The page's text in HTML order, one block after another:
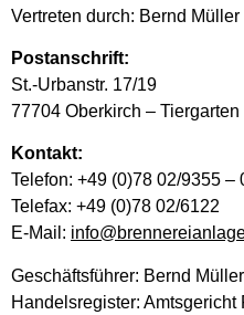
Vertreten durch: Bernd Müller
Postanschrift:
St.-Urbanstr. 17/19
77704 Oberkirch – Tiergarten
Kontakt:
Telefon: +49 (0)78 02/9355 –
Telefax: +49 (0)78 02/6122
E-Mail:
Geschäftsführer: Bernd Müller
Handelsregister: